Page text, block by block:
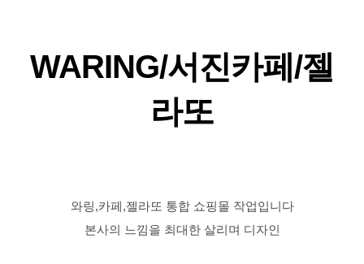
WARING/서진카페/젤
라또
와링,카페,젤라또 통합 쇼핑몰 작업입니다
본사의 느낌을 최대한 살리며 디자인